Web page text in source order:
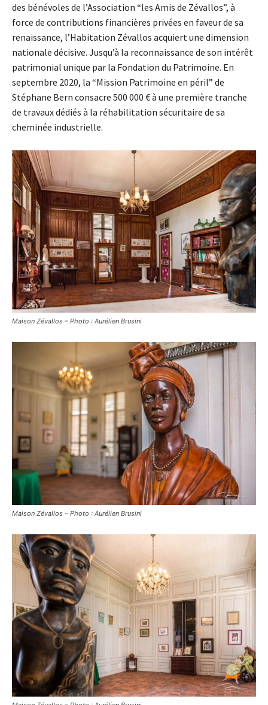
des bénévoles de l’Association “les Amis de Zévallos”, à
force de contributions financières privées en faveur de sa
renaissance, l’Habitation Zévallos acquiert une dimension
nationale décisive. Jusqu’à la reconnaissance de son intérêt
patrimonial unique par la Fondation du Patrimoine. En
septembre 2020, la “Mission Patrimoine en péril” de
Stéphane Bern consacre 500 000 € à une première tranche
de travaux dédiés à la réhabilitation sécuritaire de sa
cheminée industrielle.
Maison Zévallos – Photo : Aurélien Brusini
Maison Zévallos – Photo : Aurélien Brusini